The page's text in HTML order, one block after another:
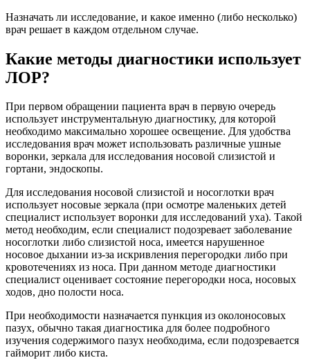
Назначать ли исследование, и какое именно (либо несколько)
врач решает в каждом отдельном случае.
Какие методы диагностики использует
ЛОР?
При первом обращении пациента врач в первую очередь
использует инструментальную диагностику, для которой
необходимо максимально хорошее освещение. Для удобства
исследования врач может использовать различные ушные
воронки, зеркала для исследования носовой слизистой и
гортани, эндоскопы.
Для исследования носовой слизистой и носоглотки врач
использует носовые зеркала (при осмотре маленьких детей
специалист использует воронки для исследований уха). Такой
метод необходим, если специалист подозревает заболевание
носоглотки либо слизистой носа, имеется нарушенное
носовое дыхании из-за искривления перегородки либо при
кровотечениях из носа. При данном методе диагностики
специалист оценивает состояние перегородки носа, носовых
ходов, дно полости носа.
При необходимости назначается пункция из околоносовых
пазух, обычно такая диагностика для более подробного
изучения содержимого пазух необходима, если подозревается
гайморит либо киста.